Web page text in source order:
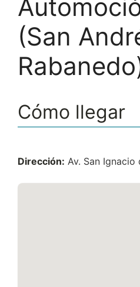
(San
Cómo llegar
Dirección: Av. San Ignacio